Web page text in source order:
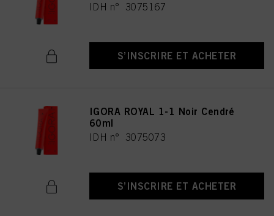
IDH n° 3075167
S’INSCRIRE ET ACHETER
IGORA ROYAL 1-1 Noir Cendré
60ml
IDH n° 3075073
S’INSCRIRE ET ACHETER